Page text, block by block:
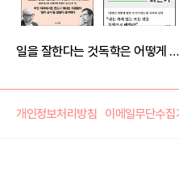
일을 잘한다는 것 독학은 어떻게 삶의 무기가 되는가
개인정보처리방침 이메일무단수집